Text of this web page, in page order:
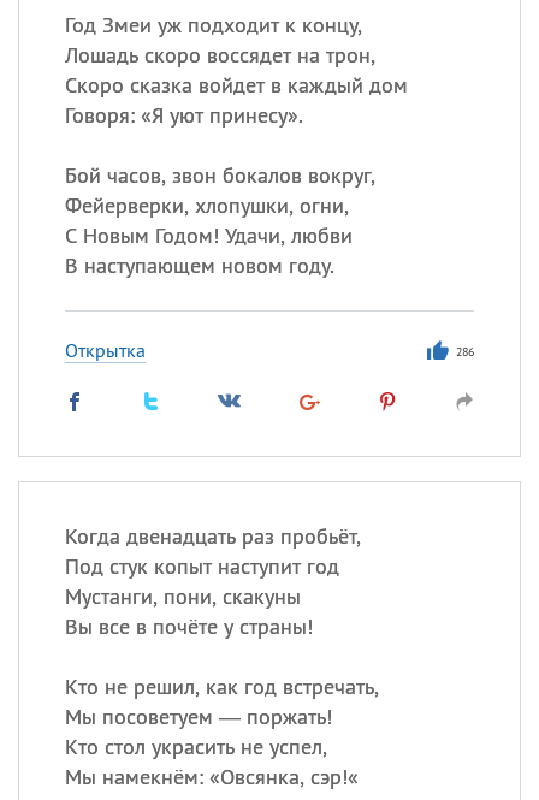
Год Змеи уж подходит к концу,
Лошадь скоро воссядет на трон,
Скоро сказка войдет в каждый дом
Говоря: «Я уют принесу».
Бой часов, звон бокалов вокруг,
Фейерверки, хлопушки, огни,
С Новым Годом! Удачи, любви
В наступающем новом году.
Открытка 286
Когда двенадцать раз пробьёт,
Под стук копыт наступит год
Мустанги, пони, скакуны
Вы все в почёте у страны!
Кто не решил, как год встречать,
Мы посоветуем — поржать!
Кто стол украсить не успел,
Мы намекнём: «Овсянка, сэр!«
Посмотреть значение
происхождение